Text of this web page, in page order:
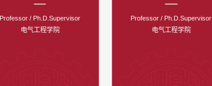
Professor / Ph.D.Supervisor
电气工程学院
Professor / Ph.D.Supervisor
电气工程学院